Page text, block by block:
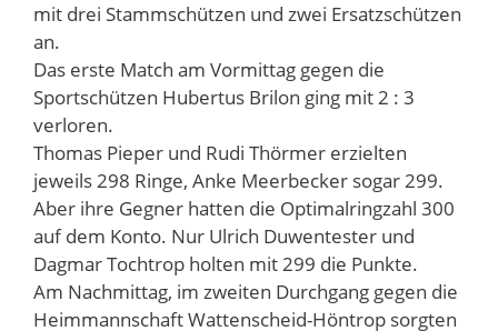
mit drei Stammschützen und zwei Ersatzschützen
an.
Das erste Match am Vormittag gegen die
Sportschützen Hubertus Brilon ging mit 2 : 3
verloren.
Thomas Pieper und Rudi Thörmer erzielten
jeweils 298 Ringe, Anke Meerbecker sogar 299.
Aber ihre Gegner hatten die Optimalringzahl 300
auf dem Konto. Nur Ulrich Duwentester und
Dagmar Tochtrop holten mit 299 die Punkte.
Am Nachmittag, im zweiten Durchgang gegen die
Heimmannschaft Wattenscheid-Höntrop sorgten